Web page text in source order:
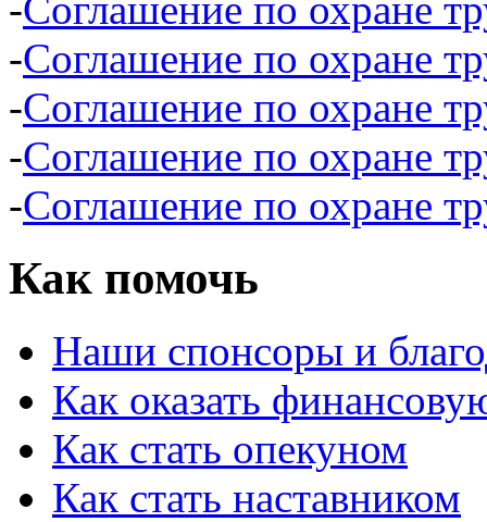
-Соглашение по охране
-Соглашение по охране
-Соглашение по охране
-Соглашение по охране
Как помочь
Наши спонсоры и
Как оказать
Как стать опекуном
Как стать наставником